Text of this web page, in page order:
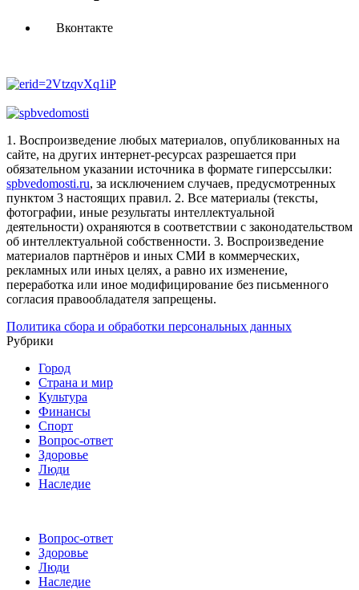
Вконтакте
1. Воспроизведение любых материалов, опубликованных на
сайте, на других интернет-ресурсах разрешается при
обязательном указании источника в формате гиперссылки:
spbvedomosti.ru, за исключением случаев, предусмотренных
пунктом 3 настоящих правил. 2. Все материалы (тексты,
фотографии, иные результаты интеллектуальной
деятельности) охраняются в соответствии с законодательством
об интеллектуальной собственности. 3. Воспроизведение
материалов партнёров и иных СМИ в коммерческих,
рекламных или иных целях, а равно их изменение,
переработка или иное модифицирование без письменного
согласия правообладателя запрещены.
Политика сбора и обработки персональных данных
Рубрики
Город
Страна и мир
Культура
Финансы
Спорт
Вопрос-ответ
Здоровье
Люди
Наследие
Вопрос-ответ
Здоровье
Люди
Наследие